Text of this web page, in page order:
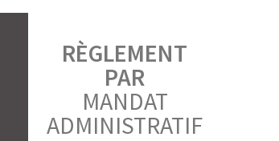
RÈGLEMENT
PAR
MANDAT
ADMINISTRATIF